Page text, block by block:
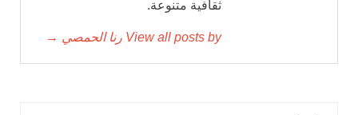
ثقافية متنوعة.
View all posts by رنا الحمصي →